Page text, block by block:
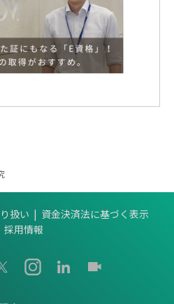
扱い
資金決済法に基づく表示
採用情報